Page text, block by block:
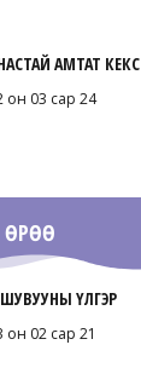
АМТАТ КЕКС
он 03 сар 24
ҮЛГЭР
он 02 сар 21